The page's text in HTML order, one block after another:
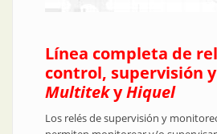
Línea completa de
control, supervisión
MultitekyHiquel
Los relés de supervisión y